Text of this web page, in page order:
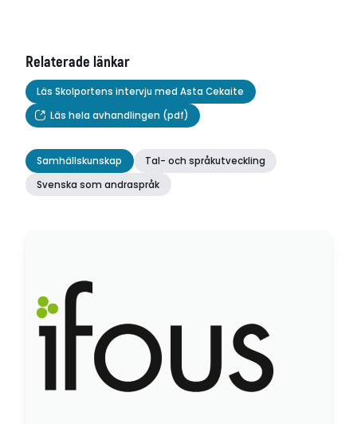
Relaterade länkar
Läs Skolportens intervju med Asta Cekaite
Läs hela avhandlingen (pdf)
Samhällskunskap
Tal- och språkutveckling
Svenska som andraspråk